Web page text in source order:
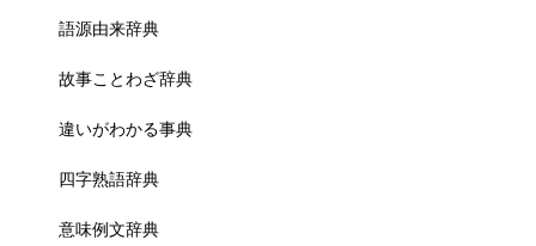
語源由来辞典
故事ことわざ辞典
違いがわかる事典
四字熟語辞典
意味例文辞典